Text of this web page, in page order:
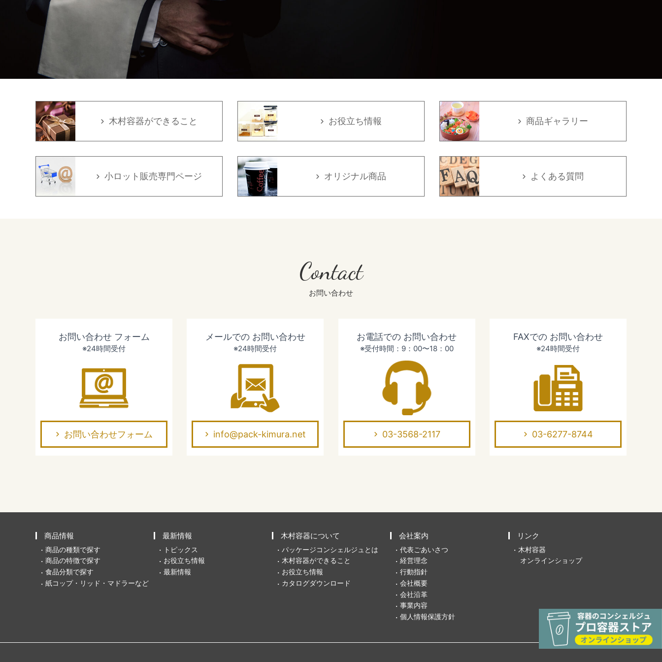
木村容器ができること お役立ち情報 商品ギャラリー
小ロット販売専門ページ オリジナル商品 よくある質問
Contact
お問い合わせ
お問い合わせ フォーム
※24時間受付
お問い合わせフォーム
メールでの お問い合わせ
※24時間受付
info@pack-kimura.net
お電話での お問い合わせ
※受付時間：9：00〜18：00
03-3568-2117
FAXでの お問い合わせ
※24時間受付
03-6277-8744
商品情報
商品の種類で探す
商品の特徴で探す
食品分類で探す
紙コップ・リッド・マドラーなど
最新情報
トピックス
お役立ち情報
最新情報
木村容器について
パッケージコンシェルジュとは
木村容器ができること
お役立ち情報
カタログダウンロード
会社案内
代表ごあいさつ
経営理念
行動指針
会社概要
会社沿革
事業内容
個人情報保護方針
リンク
木村容器
オンラインショップ